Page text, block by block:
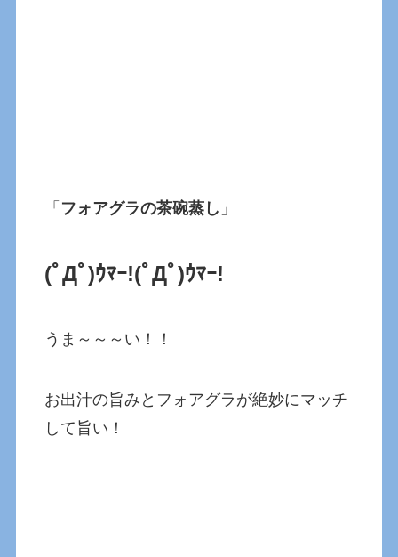
「 フォアグラの茶碗蒸し 」
(ﾟДﾟ)ｳﾏｰ!(ﾟДﾟ)ｳﾏｰ!
うま～～～い！！
お出汁の旨みとフォアグラが絶妙にマッチ
して旨い！